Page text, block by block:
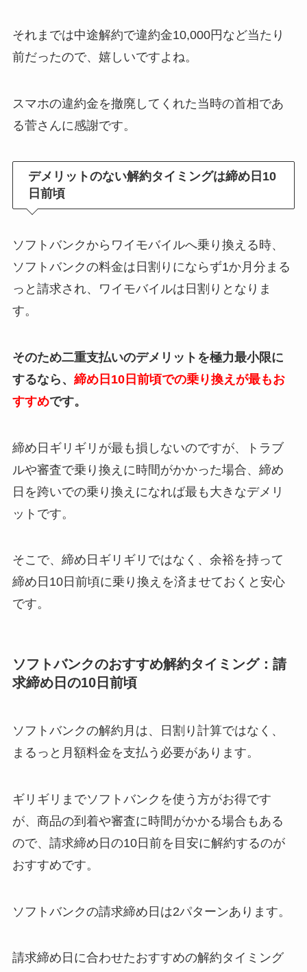
それまでは中途解約で違約金10,000円など当たり
前だったので、嬉しいですよね。
スマホの違約金を撤廃してくれた当時の首相であ
る菅さんに感謝です。
デメリットのない解約タイミングは締め日10
日前頃
ソフトバンクからワイモバイルへ乗り換える時、
ソフトバンクの料金は日割りにならず1か月分まる
っと請求され、ワイモバイルは日割りとなりま
す。
そのため二重支払いのデメリットを極力最小限に
するなら、 締め日10日前頃での乗り換えが最もお
すすめです。
締め日ギリギリが最も損しないのですが、トラブ
ルや審査で乗り換えに時間がかかった場合、締め
日を跨いでの乗り換えになれば最も大きなデメリ
ットです。
そこで、締め日ギリギリではなく、余裕を持って
締め日10日前頃に乗り換えを済ませておくと安心
です。
ソフトバンクのおすすめ解約タイミング：請
求締め日の10日前頃
ソフトバンクの解約月は、日割り計算ではなく、
まるっと月額料金を支払う必要があります。
ギリギリまでソフトバンクを使う方がお得です
が、商品の到着や審査に時間がかかる場合もある
ので、請求締め日の10日前を目安に解約するのが
おすすめです。
ソフトバンクの請求締め日は2パターンあります。
請求締め日に合わせたおすすめの解約タイミング